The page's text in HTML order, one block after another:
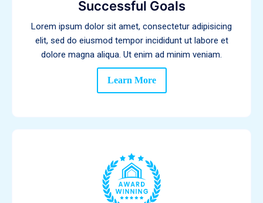
Successful Goals
Lorem ipsum dolor sit amet, consectetur adipisicing
elit, sed do eiusmod tempor incididunt ut labore et
dolore magna aliqua. Ut enim ad minim veniam.
Learn More